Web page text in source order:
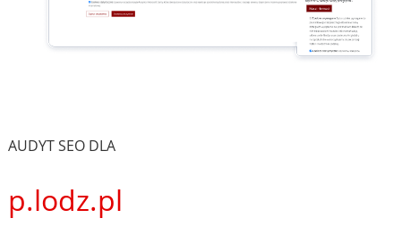
AUDYT SEO DLA
p.lodz.pl